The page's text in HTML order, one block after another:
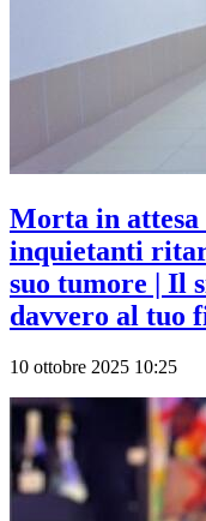
Morta in
inquietanti
suo tumore | Il
davvero al tuo
10 ottobre 2025 10:25